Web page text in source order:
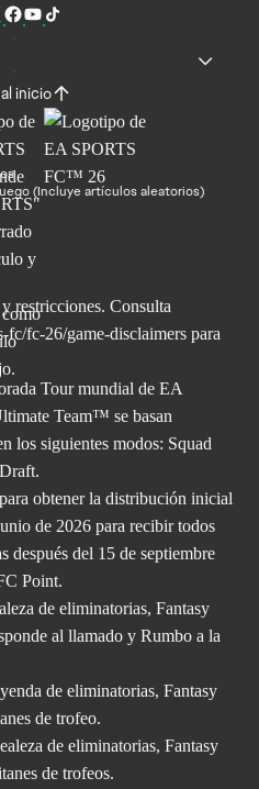
inicio
(Incluye artículos aleatorios)
restricciones. Consulta
fc/fc-26/game-disclaimers para
Tour mundial de EA
Team™ se basan
los siguientes modos: Squad
obtener la distribución inicial
de 2026 para recibir todos
después del 15 de septiembre
Point.
de eliminatorias, Fantasy
al llamado y Rumbo a la
de eliminatorias, Fantasy
de trofeo.
de eliminatorias, Fantasy
de trofeos.